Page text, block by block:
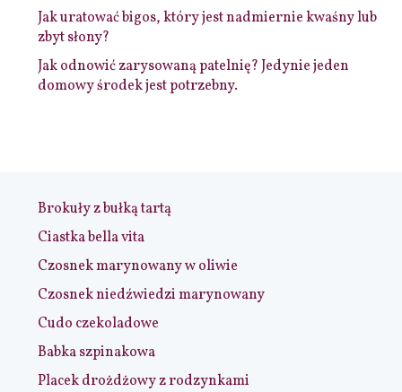
Jak uratować bigos, który jest nadmiernie kwaśny lub
zbyt słony?
Jak odnowić zarysowaną patelnię? Jedynie jeden
domowy środek jest potrzebny.
Brokuły z bułką tartą
Ciastka bella vita
Czosnek marynowany w oliwie
Czosnek niedźwiedzi marynowany
Cudo czekoladowe
Babka szpinakowa
Placek drożdżowy z rodzynkami